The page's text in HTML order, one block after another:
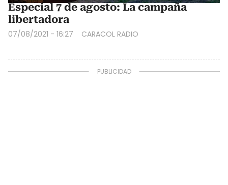
Especial 7 de agosto: La campaña
libertadora
07/08/2021 - 16:27 CARACOL RADIO